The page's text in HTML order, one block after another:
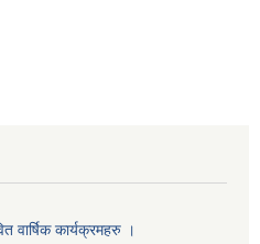
वार्षिक कार्यक्रमहरु ।